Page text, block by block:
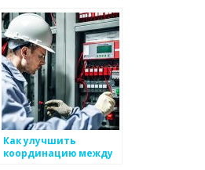
металоизделий
Как улучшить
координацию между